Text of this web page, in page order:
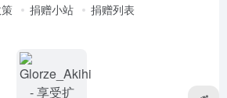
捐赠小站 捐赠列表